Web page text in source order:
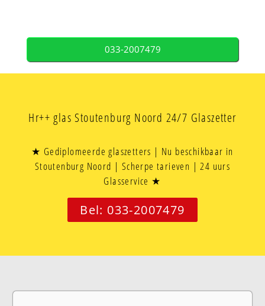
033-2007479
Hr++ glas Stoutenburg Noord 24/7 Glaszetter
★ Gediplomeerde glaszetters | Nu beschikbaar in
Stoutenburg Noord | Scherpe tarieven | 24 uurs
Glasservice ★
Bel: 033-2007479